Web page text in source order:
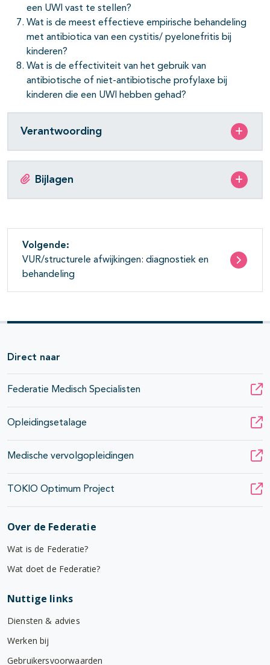
een UWI vast te stellen?
Wat is de meest effectieve empirische behandeling
met antibiotica van een cystitis/ pyelonefritis bij
kinderen?
Wat is de effectiviteit van het gebruik van
antibiotische of niet-antibiotische profylaxe bij
kinderen die een UWI hebben gehad?
Verantwoording
Bijlagen
Volgende:
VUR/structurele afwijkingen: diagnostiek en
behandeling
Direct naar
Federatie Medisch Specialisten
Opleidingsetalage
Medische vervolgopleidingen
TOKIO Optimum Project
Over de Federatie
Wat is de Federatie?
Wat doet de Federatie?
Nuttige links
Diensten & advies
Werken bij
Gebruikersvoorwaarden